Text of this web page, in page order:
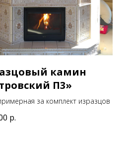
камин
П3»
за комплект изразцов
р.